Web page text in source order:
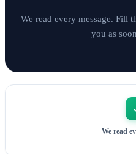
We read every message. Fill
you as
We read